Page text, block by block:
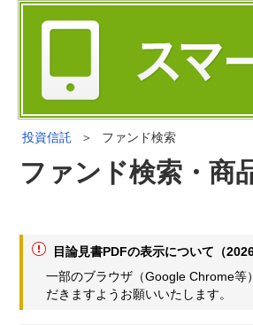
投資信託 ＞ ファンド検索
ファンド検索・商
目論見書PDFの表示について（
一部のブラウザ（Google Chrome等
だきますようお願いいたします。